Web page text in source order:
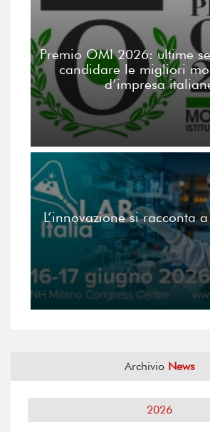
Premio OMI 2026: ultime
candidare le migliori
d’impresa
L’innovazione si racconta a
Archivio News
2026